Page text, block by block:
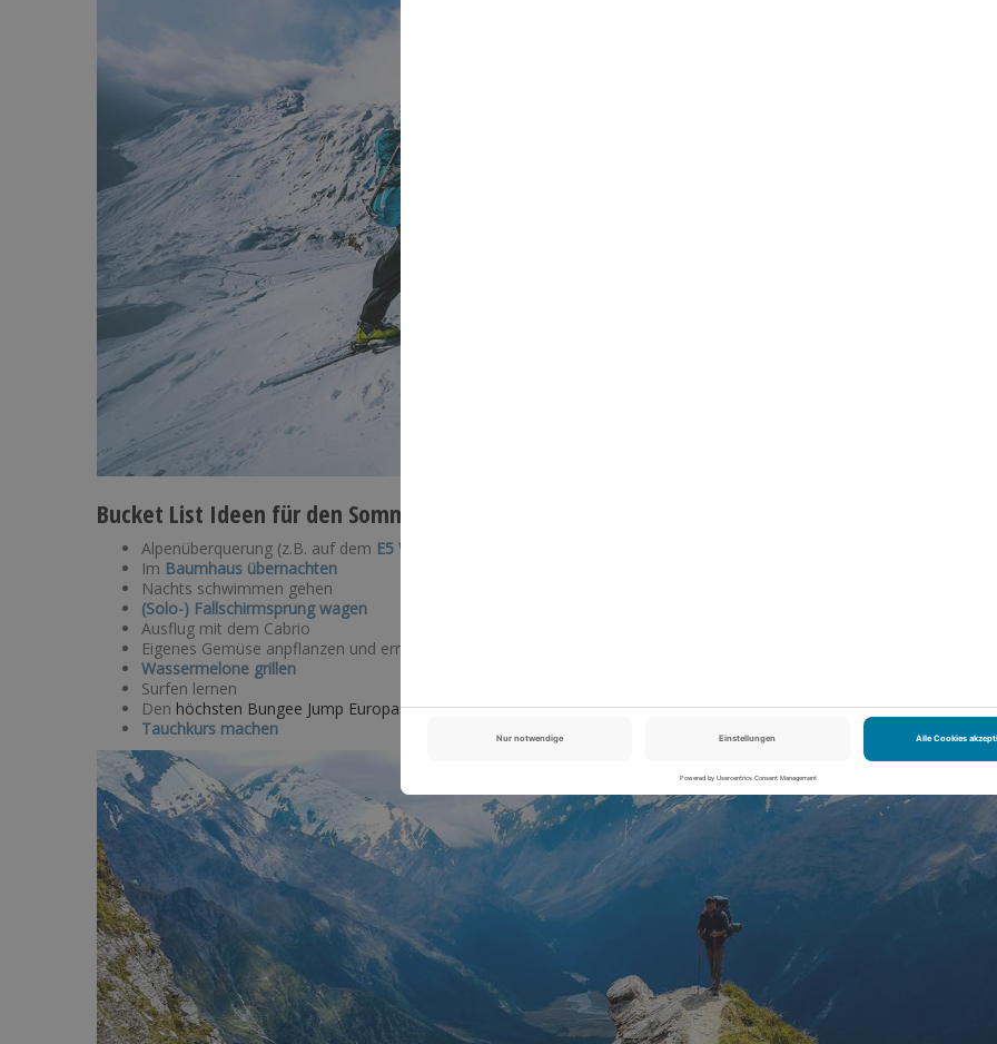
Bucket List Ideen für den Sommer
Alpenüberquerung (z.B. auf dem E5 Wanderweg
Im Baumhaus übernachten
Nachts schwimmen gehen
(Solo-) Fallschirmsprung wagen
Ausflug mit dem Cabrio
Eigenes Gemüse anpflanzen und ernten
Wassermelone grillen
Surfen lernen
Den höchsten Bungee Jump Europasspringen (220 Meter!)
Tauchkurs machen